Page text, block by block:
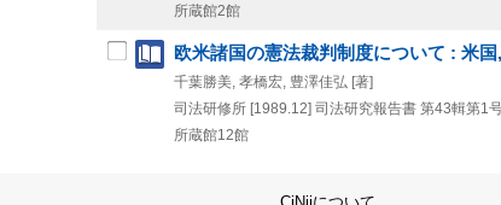
所蔵館2館
欧米諸国の憲法裁判制度について : 米
千葉勝美, 孝橋宏, 豊澤佳弘 [著]
司法研修所 [1989.12] 司法研究報告書 第43輯第1
所蔵館12館